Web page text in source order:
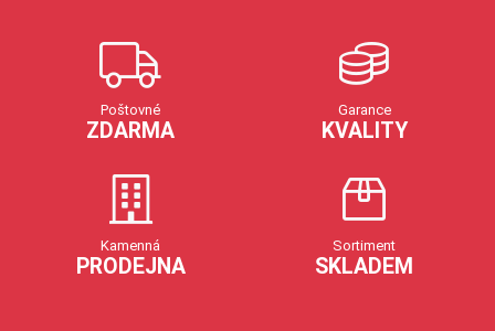
Poštovné
ZDARMA
Garance
KVALITY
Kamenná
PRODEJNA
Sortiment
SKLADEM